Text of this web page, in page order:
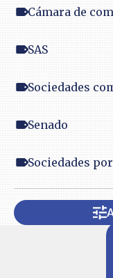
Cámara de
SAS
Sociedades
Senado
Sociedades